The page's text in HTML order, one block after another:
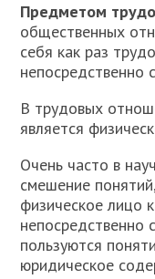
Предметом
общественных
себя как раз
непосредственно
В трудовых
является
Очень часто в
смешение
физическое лицо
непосредственно
пользуются
юридическое